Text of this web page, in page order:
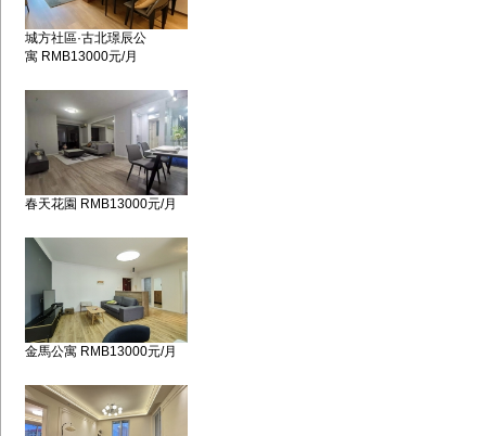
城方社區·古北璟辰公
寓 RMB13000元/月
春天花園 RMB13000元/月
金馬公寓 RMB13000元/月